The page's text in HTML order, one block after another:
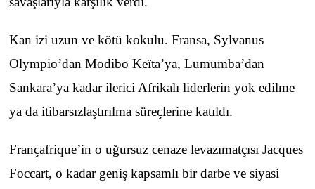
Kan izi uzun ve kötü kokulu. Fransa, Sylvanus
Olympio’dan Modibo Keïta’ya, Lumumba’dan
Sankara’ya kadar ilerici Afrikalı liderlerin yok edilme
ya da itibarsızlaştırılma süreçlerine katıldı.
Françafrique’in o uğursuz cenaze levazımatçısı Jacques
Foccart, o kadar geniş kapsamlı bir darbe ve siyasi